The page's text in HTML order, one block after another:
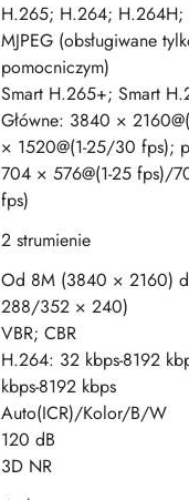
H.265; H.264; H.264H;
MJPEG (obsługiwane
pomocniczym)
Smart H.265+; Smart
Główne: 3840 ×
× 1520@(1-25/30 fps);
704 × 576@(1-25 fps)/
fps)
2 strumienie
Od 8M (3840 × 2160)
288/352 × 240)
VBR; CBR
H.264: 32 kbps-8192
kbps-8192 kbps
Auto(ICR)/Kolor/B/W
120 dB
3D NR